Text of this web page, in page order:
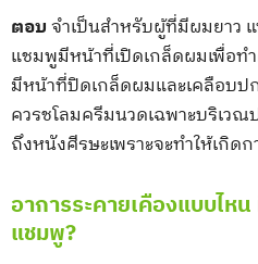
ตอบจำเป็นสำหรับผู้ที่มีผมยาว
แชมพูมีหน้าที่เปิดเกล็ดผมเพื่อท
มีหน้าที่ปิดเกล็ดผมและเคลือบป
ควรชโลมครีมนวดเฉพาะบริเว
ถึงหนังศีรษะเพราะจะทำให้เกิด
อาการระคายเคืองแบบไ
แชมพู?